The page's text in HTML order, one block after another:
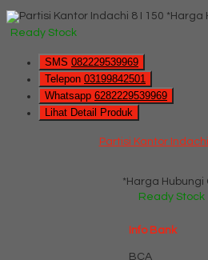
*Harga
Ready Stock
SMS 082229539969
Telepon 03199842501
Whatsapp 6282229539969
Lihat Detail Produk
Partisi Kantor
*Harga Hubungi
Ready Stock
Info Bank
BCA